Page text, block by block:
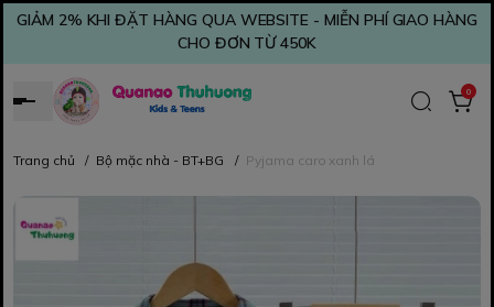
GIẢM 2% KHI ĐẶT HÀNG QUA WEBSITE - MIỄN PHÍ GIAO HÀNG
CHO ĐƠN TỪ 450K
0
Trang chủ / Bộ mặc nhà - BT+BG / Pyjama caro xanh lá